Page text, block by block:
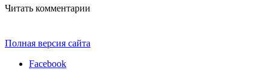
Читать комментарии
Полная версия сайта
Facebook